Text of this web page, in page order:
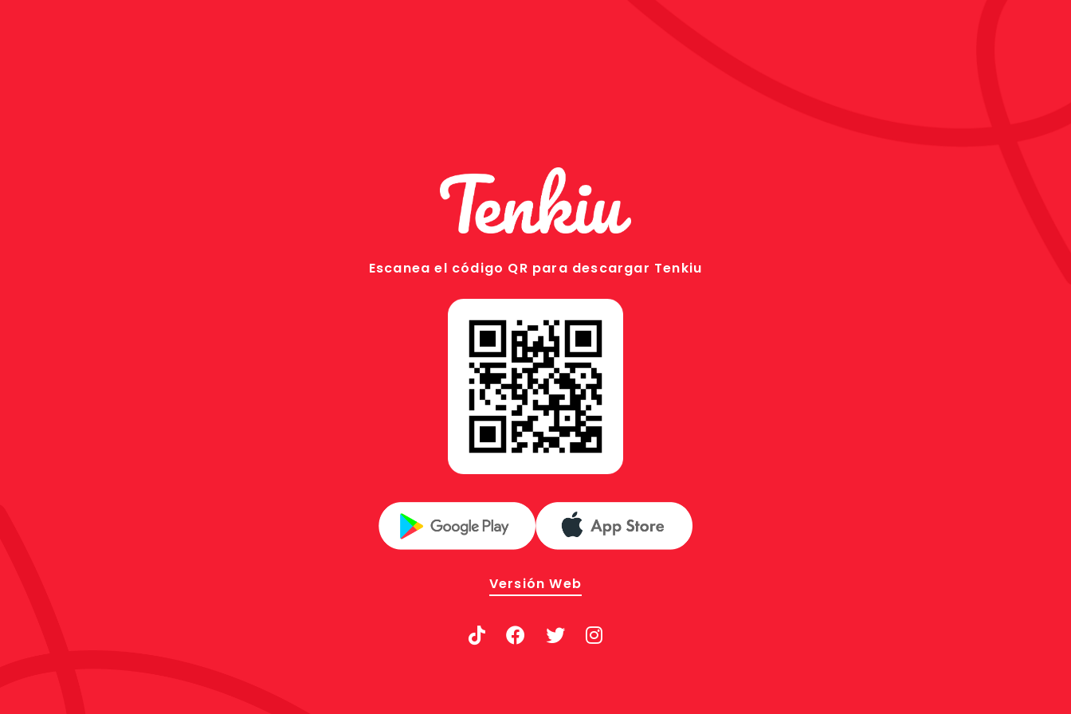
Escanea el código QR para descargar Tenkiu
Versión Web